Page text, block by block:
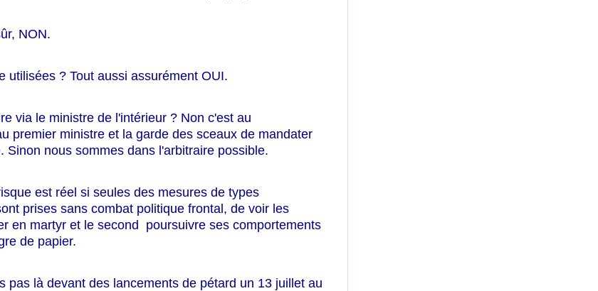
NON.
utilisées ? Tout aussi assurément OUI.
via le ministre de l'intérieur ? Non c'est au
premier ministre et la garde des sceaux de mandater
Sinon nous sommes dans l'arbitraire possible.
est réel si seules des mesures de types
prises sans combat politique frontal, de voir les
en martyr et le second poursuivre ses comportements
de papier.
pas là devant des lancements de pétard un 13 juillet au